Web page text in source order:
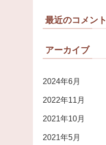
最近のコメント
アーカイブ
2024年6月
2022年11月
2021年10月
2021年5月